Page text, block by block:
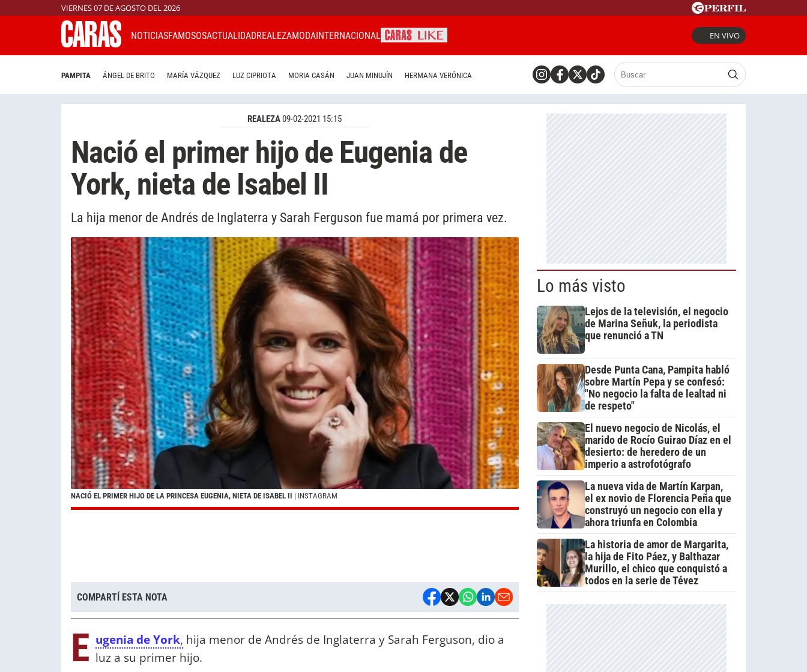
VIERNES 07 DE AGOSTO DEL 2026
NOTICIASFAMOSOSACTUALIDADREALEZAMODAINTERNACIONAL EN VIVO
PAMPITA ÁNGEL DE BRITO MARÍA VÁZQUEZ LUZ CIPRIOTA MORIA CASÁN JUAN MINUJÍN HERMANA VERÓNICA
REALEZA09-02-2021 15:15
Nació el primer hijo de Eugenia de
York, nieta de Isabel II
La hija menor de Andrés de Inglaterra y Sarah Ferguson fue mamá por primera vez.
NACIÓ EL PRIMER HIJO DE LA PRINCESA EUGENIA, NIETA DE ISABEL II | INSTAGRAM
COMPARTÍ ESTA NOTA
E ugenia de York, hija menor de Andrés de Inglaterra y Sarah Ferguson, dio a
luz a su primer hijo.
Lo más visto
Lejos de la televisión, el negocio
de Marina Señuk, la periodista
que renunció a TN
Desde Punta Cana, Pampita habló
sobre Martín Pepa y se confesó:
"No negocio la falta de lealtad ni
de respeto"
El nuevo negocio de Nicolás, el
marido de Rocío Guirao Díaz en el
desierto: de heredero de un
imperio a astrofotógrafo
La nueva vida de Martín Karpan,
el ex novio de Florencia Peña que
construyó un negocio con ella y
ahora triunfa en Colombia
La historia de amor de Margarita,
la hija de Fito Páez, y Balthazar
Murillo, el chico que conquistó a
todos en la serie de Tévez